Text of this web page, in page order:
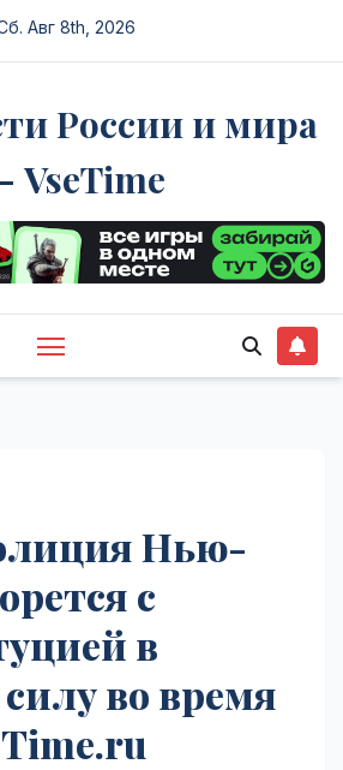
Авг 8th, 2026
России и мира
VseTime
Нью-
с
в
во время